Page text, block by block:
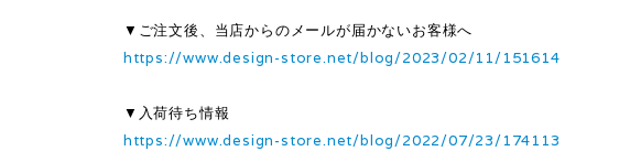
▼ご注文後、当店からのメールが届かないお客様へ
https://www.design-store.net/blog/2023/02/11/151614
▼入荷待ち情報
https://www.design-store.net/blog/2022/07/23/174113